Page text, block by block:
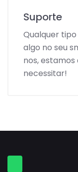
Suporte
Qualquer
algo no seu
nos,
necessitar!